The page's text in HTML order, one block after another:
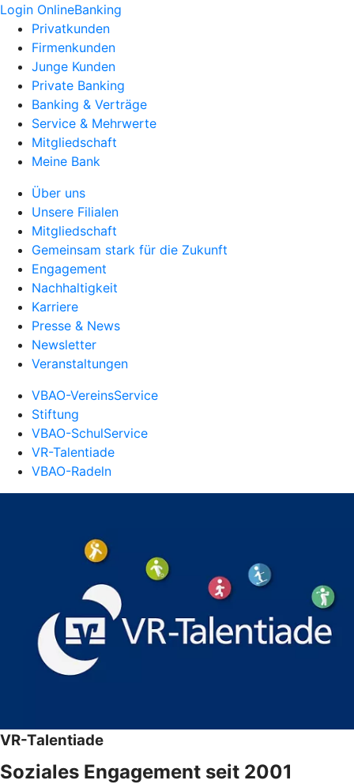
Login OnlineBanking
Privatkunden
Firmenkunden
Junge Kunden
Private Banking
Banking & Verträge
Service & Mehrwerte
Mitgliedschaft
Meine Bank
Über uns
Unsere Filialen
Mitgliedschaft
Gemeinsam stark für die Zukunft
Engagement
Nachhaltigkeit
Karriere
Presse & News
Newsletter
Veranstaltungen
VBAO-VereinsService
Stiftung
VBAO-SchulService
VR-Talentiade
VBAO-Radeln
VR-Talentiade
Soziales Engagement seit 2001